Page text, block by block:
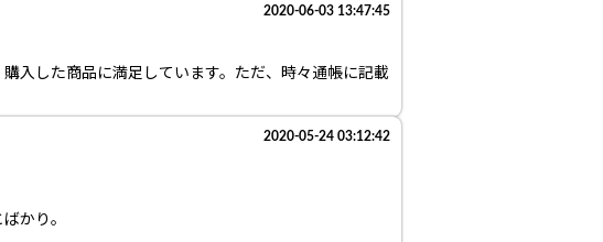
2020-06-03 13:47:45
入した商品に満足しています。ただ、時々通帳に記載
2020-05-24 03:12:42
かり。